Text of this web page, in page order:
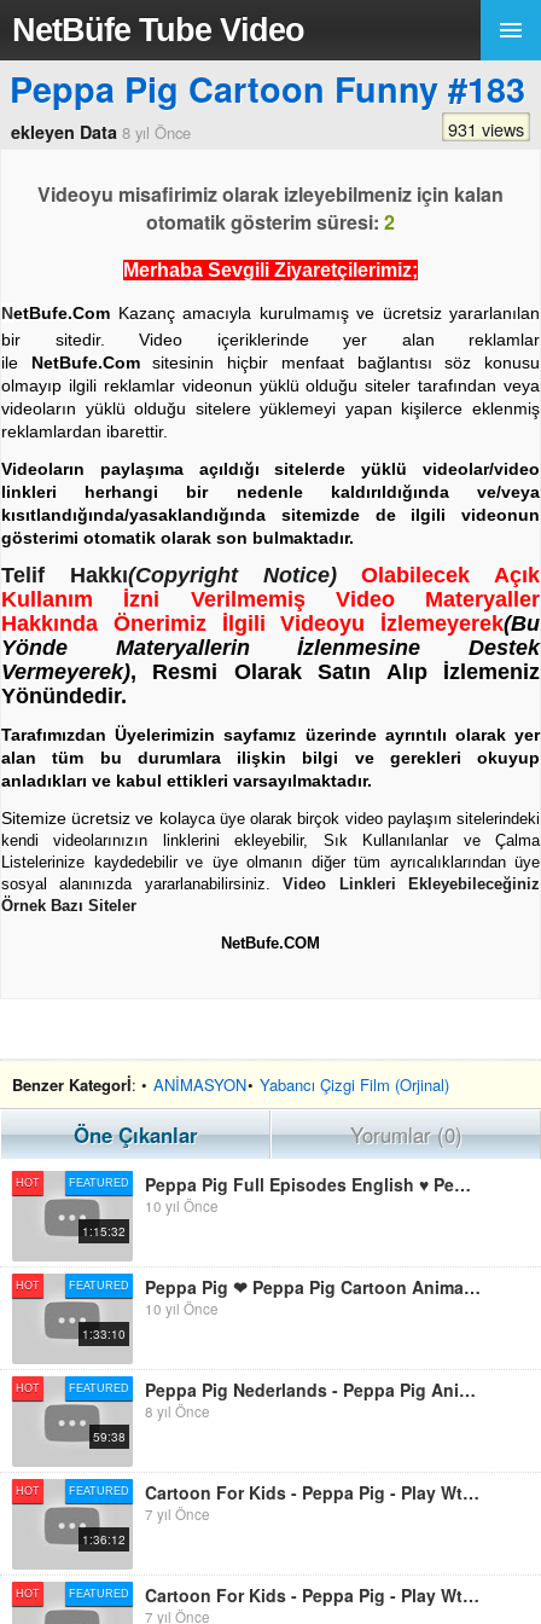
NetBüfe Tube Video
Peppa Pig Cartoon Funny #183
ekleyen Data 8 yıl Önce 931 views
Videoyu misafirimiz olarak izleyebilmeniz için kalan
otomatik gösterim süresi: 2
Merhaba Sevgili Ziyaretçilerimiz;
NetBufe.Com Kazanç amacıyla kurulmamış ve ücretsiz yararlanılan
bir sitedir. Video içeriklerinde yer alan reklamlar
ile NetBufe.Comsitesinin hiçbir menfaat bağlantısı söz konusu
olmayıp ilgili reklamlar videonun yüklü olduğu siteler tarafından veya
videoların yüklü olduğu sitelere yüklemeyi yapan kişilerce eklenmiş
reklamlardan ibarettir.
Videoların paylaşıma açıldığı sitelerde yüklü videolar/video
linkleri herhangi bir nedenle kaldırıldığında ve/veya
kısıtlandığında/yasaklandığında sitemizde de ilgili videonun
gösterimi otomatik olarak son bulmaktadır.
Telif Hakkı(Copyright Notice)
Olabilecek Açık
Kullanım İzni Verilmemiş Video Materyaller
Hakkında Önerimiz İlgili Videoyu İzlemeyerek(Bu
Yönde Materyallerin İzlenmesine Destek
Vermeyerek), Resmi Olarak Satın Alıp İzlemeniz
Yönündedir.
Tarafımızdan Üyelerimizin sayfamız üzerinde ayrıntılı olarak yer
alan tüm bu durumlara ilişkin bilgi ve gerekleri okuyup
anladıkları ve kabul ettikleri varsayılmaktadır.
Sitemize ücretsiz ve kolayca üye olarak birçok video paylaşım sitelerindeki
kendi videolarınızın linklerini ekleyebilir, Sık Kullanılanlar ve Çalma
Listelerinize kaydedebilir ve üye olmanın diğer tüm ayrıcalıklarından üye
sosyal alanınızda yararlanabilirsiniz.Video Linkleri Ekleyebileceğiniz
Örnek Bazı Siteler
NetBufe.COM
Benzer Kategorİ: • ANİMASYON• Yabancı Çizgi Film (Orjinal)
Öne Çıkanlar Yorumlar (0)
HOT FEATURED
1:15:32
Peppa Pig Full Episodes English ♥ Peppa Pig Español Temporada ♥ Animation 2015 Cartoon Disney HD
10 yıl Önce
HOT FEATURED
1:33:10
Peppa Pig ❤ Peppa Pig Cartoon Animation Movies 2015
10 yıl Önce
HOT FEATURED
59:38
Peppa Pig Nederlands - Peppa Pig Animation Cartoon For Kids # 201
8 yıl Önce
HOT FEATURED
1:36:12
Cartoon For Kids - Peppa Pig - Play Wtih PEPPA PIG ABC - Learning Games And Songs For Kids
7 yıl Önce
HOT FEATURED Cartoon For Kids - Peppa Pig - Play Wtih PEPPA PIG ABC - Learning Games And Songs For Kids
7 yıl Önce